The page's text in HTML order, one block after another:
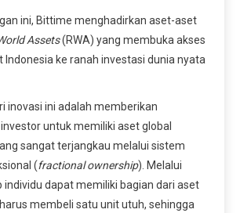
ini, Bittime menghadirkan aset-aset
Assets(RWA) yang membuka akses
Indonesia ke ranah investasi dunia nyata
inovasi ini adalah memberikan
untuk memiliki aset global
sangat terjangkau melalui sistem
(fractional ownership). Melalui
individu dapat memiliki bagian dari aset
membeli satu unit utuh, sehingga